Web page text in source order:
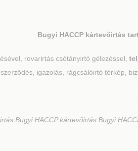
Bugyi HACCP kártevőirtás
rovarirtás csótányirtó gélezéssel,
igazolás, rágcsálóirtó térkép,
Bugyi HACCP kártevőirtás Bugyi